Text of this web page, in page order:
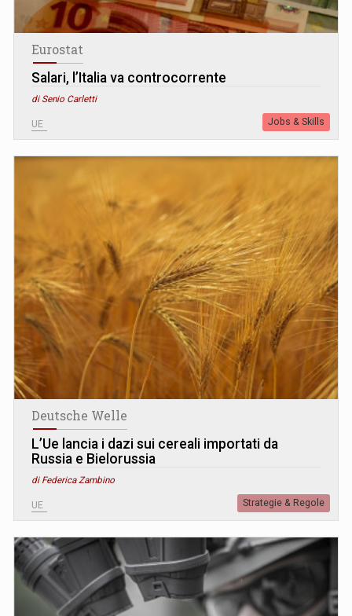
Eurostat
Salari, l’Italia va controcorrente
di Senio Carletti
UE Jobs & Skills
Deutsche Welle
L’Ue lancia i dazi sui cereali importati da
Russia e Bielorussia
di Federica Zambino
UE Strategie & Regole